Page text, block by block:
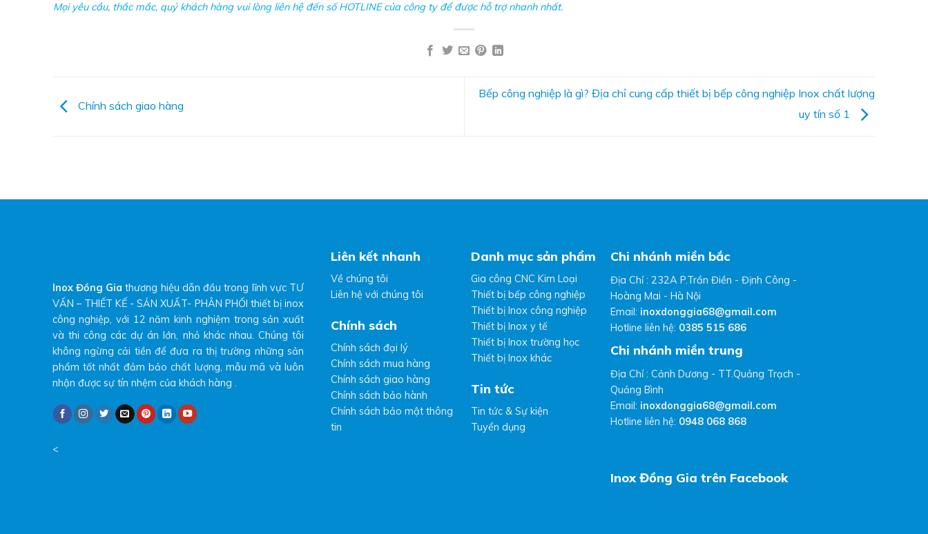
Mọi yêu cầu, thắc mắc, quý khách hàng vui lòng liên hệ đến sốHOTLINEcủa công ty để được hỗ trợ nhanh nhất.
Chính sách giao hàng
Bếp công nghiệp là gì? Địa chỉ cung cấp thiết bị bếp công nghiệp Inox chất lượng
uy tín số 1
Inox Đồng Gia thương hiệu dẫn đầu trong lĩnh vực TƯ
VẤN – THIẾT KẾ - SẢN XUẤT- PHÂN PHỐI thiết bị inox
công nghiệp, với 12 năm kinh nghiệm trong sản xuất
và thi công các dự án lớn, nhỏ khác nhau. Chúng tôi
không ngừng cải tiền để đưa ra thị trường những sản
phẩm tốt nhất đảm bảo chất lượng, mẫu mã và luôn
nhận được sự tín nhệm của khách hàng .
<
Liên kết nhanh
Về chúng tôi
Liên hệ với chúng tôi
Chính sách
Chính sách đại lý
Chính sách mua hàng
Chính sách giao hàng
Chính sách bảo hành
Chính sách bảo mật thông
tin
Danh mục sản phẩm
Gia công CNC Kim Loại
Thiết bị bếp công nghiệp
Thiết bị Inox công nghiệp
Thiết bị Inox y tế
Thiết bị Inox trường học
Thiết bị Inox khác
Tin tức
Tin tức & Sự kiện
Tuyển dụng
Chi nhánh miền bắc
Địa Chỉ : 232A P.Trần Điền - Định Công -
Hoàng Mai - Hà Nội
Email: inoxdonggia68@gmail.com
Hotline liên hệ: 0385 515 686
Chi nhánh miền trung
Địa Chỉ : Cảnh Dương - TT.Quảng Trạch -
Quảng Bình
Email: inoxdonggia68@gmail.com
Hotline liên hệ: 0948 068 868
Inox Đồng Gia trên Facebook